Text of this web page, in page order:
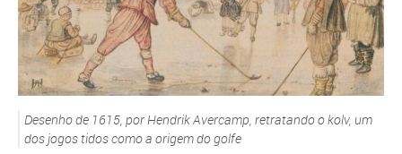
Desenho de 1615, por Hendrik Avercamp, retratando o kolv, um
dos jogos tidos como a origem do golfe